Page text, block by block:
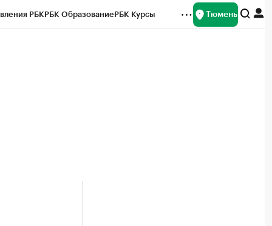
РБКРБК ОбразованиеРБК Курсы Тюмень